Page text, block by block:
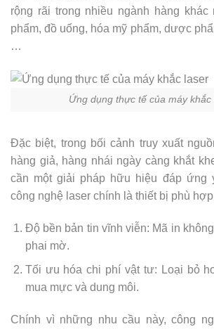
rộng rãi trong nhiều ngành hàng
phẩm, đồ uống, hóa mỹ phẩm, dược
…
Ứng dụng thực tế của máy khắc
Đặc biệt, trong bối cảnh truy xuất
hàng giả, hàng nhái ngày càng khắt
cần một giải pháp hữu hiệu đáp ứng
công nghệ laser chính là thiết bị phù
Độ bền bản tin vĩnh viễn: Mã in
phai mờ.
Tối ưu hóa chi phí vật tư: Loại bỏ
mua mực và dung môi.
Chính vì những nhu cầu này, công